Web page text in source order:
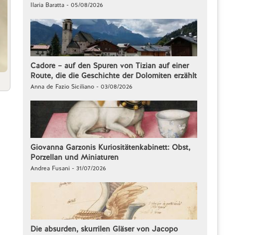
Ilaria Baratta - 05/08/2026
Cadore – auf den Spuren von Tizian auf einer
Route, die die Geschichte der Dolomiten erzählt
Anna de Fazio Siciliano - 03/08/2026
Giovanna Garzonis Kuriositätenkabinett: Obst,
Porzellan und Miniaturen
Andrea Fusani - 31/07/2026
Die absurden, skurrilen Gläser von Jacopo